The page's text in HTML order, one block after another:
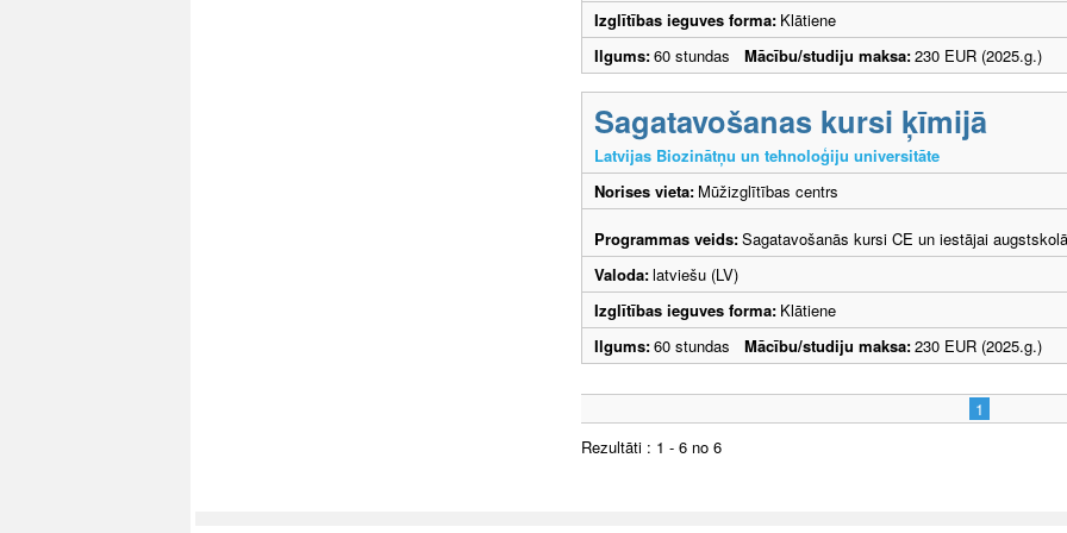
Izglītības ieguves forma: Klātiene
Ilgums:60 stundas Mācību/studiju maksa:230 EUR (2025.g.)
Sagatavošanas kursi ķīmijā
Latvijas Biozinātņu un tehnoloģiju universitāte
Norises vieta: Mūžizglītības centrs
Programmas veids:Sagatavošanās kursi CE un iestājai
Valoda:latviešu (LV)
Izglītības ieguves forma: Klātiene
Ilgums:60 stundas Mācību/studiju maksa:230 EUR (2025.g.)
1
Rezultāti : 1 - 6 no 6